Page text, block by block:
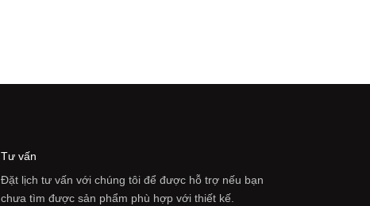
Tư vấn
Đặt lịch tư vấn với chúng tôi để được hỗ trợ nếu bạn
chưa tìm được sản phẩm phù hợp với thiết kế.